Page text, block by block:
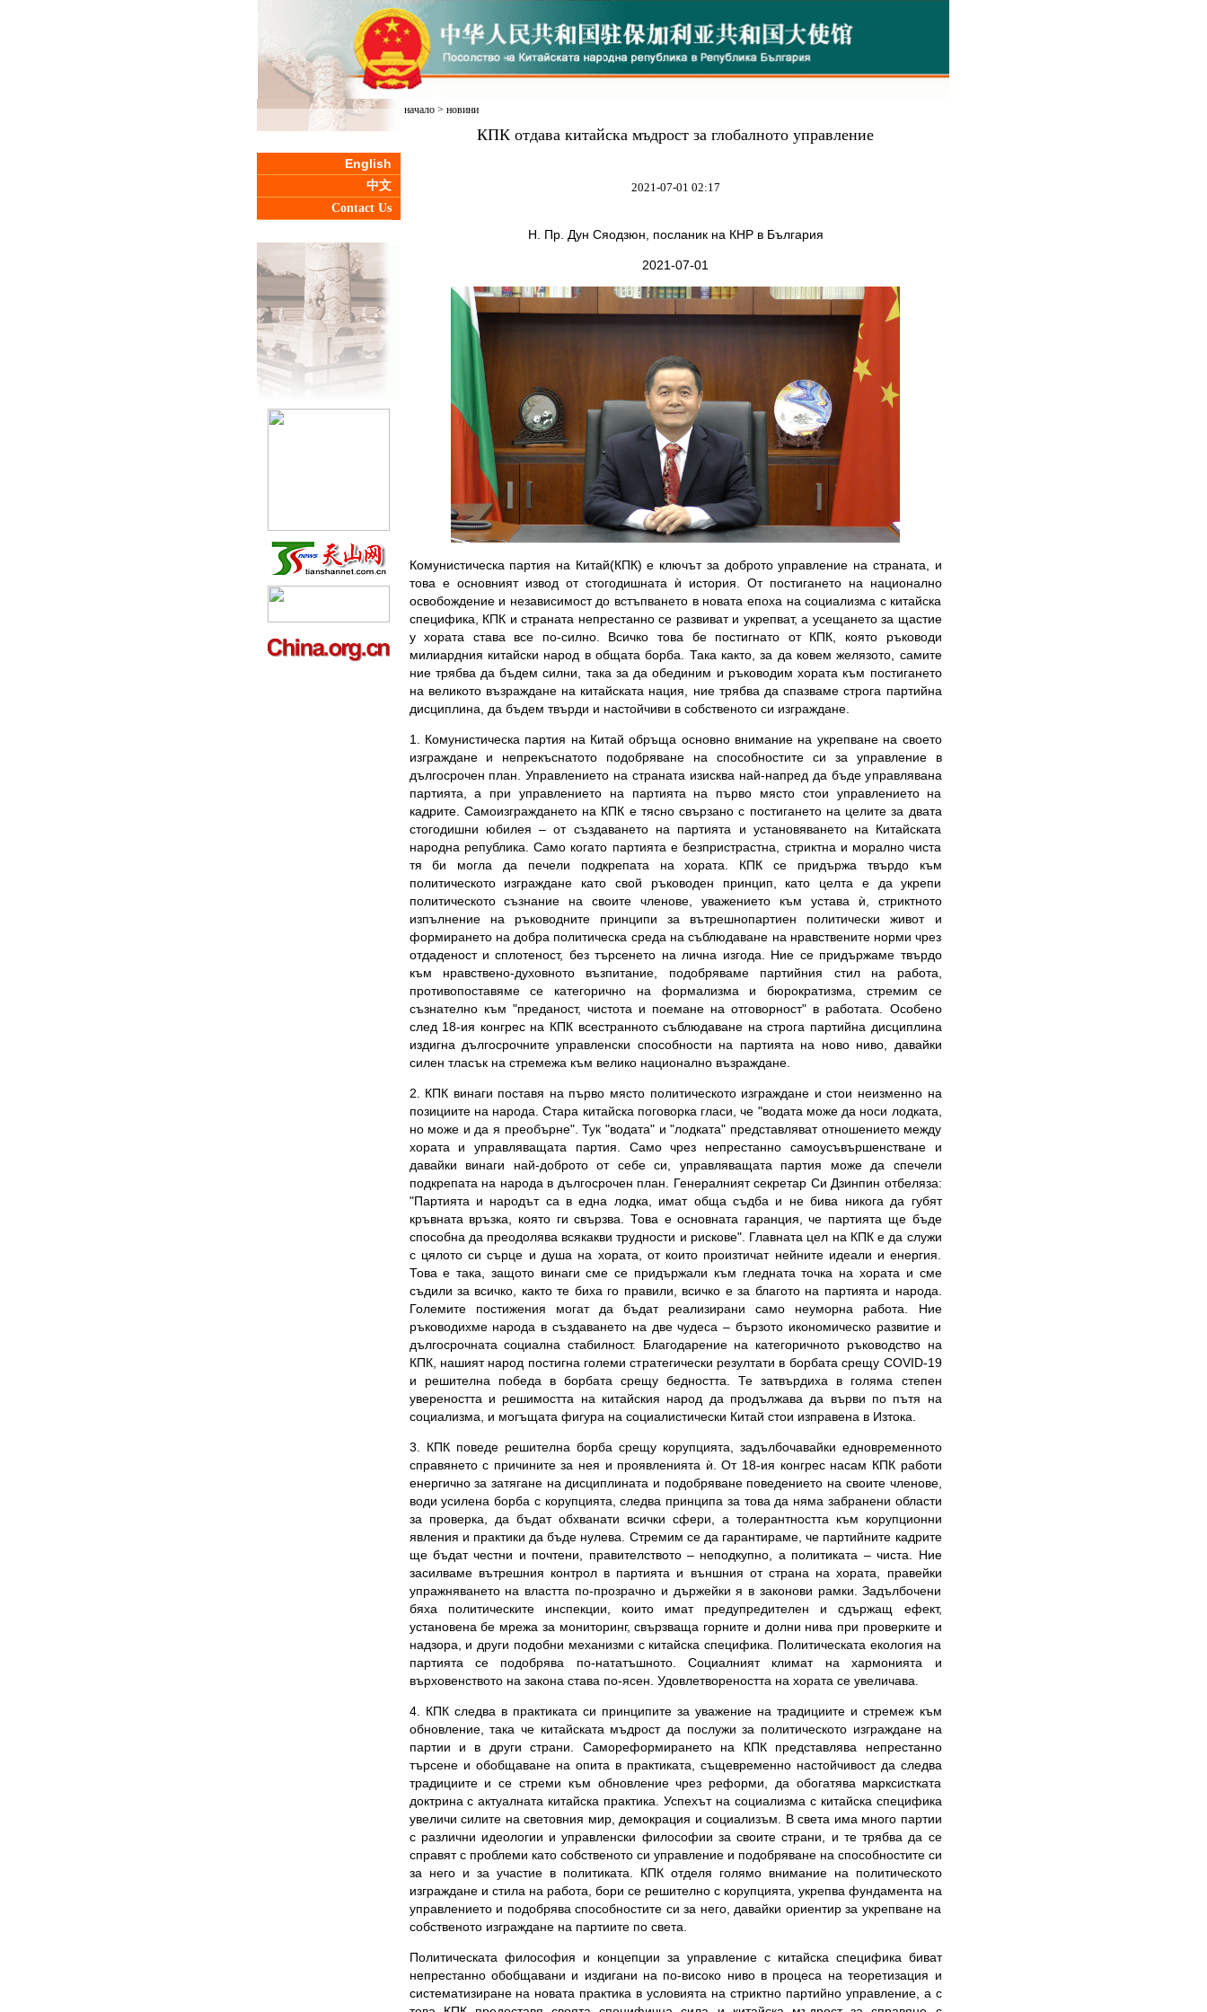
English
中文
Contact Us
начало> новини
КПК отдава китайска мъдрост за глобалното управление
2021-07-01 02:17
Н. Пр. Дун Сяодзюн, посланик на КНР в България
2021-07-01
Комунистическа партия на Китай(КПК) е ключът за доброто управление на страната, и
това е основният извод от стогодишната ѝ история. От постигането на национално
освобождение и независимост до встъпването в новата епоха на социализма с китайска
специфика, КПК и страната непрестанно се развиват и укрепват, а усещането за щастие
у хората става все по-силно. Всичко това бе постигнато от КПК, която ръководи
милиардния китайски народ в общата борба. Така както, за да ковем желязото, самите
ние трябва да бъдем силни, така за да обединим и ръководим хората към постигането
на великото възраждане на китайската нация, ние трябва да спазваме строга партийна
дисциплина, да бъдем твърди и настойчиви в собственото си изграждане.
1. Комунистическа партия на Китай обръща основно внимание на укрепване на своето
изграждане и непрекъснатото подобряване на способностите си за управление в
дългосрочен план. Управлението на страната изисква най-напред да бъде управлявана
партията, а при управлението на партията на първо място стои управлението на
кадрите. Самоизграждането на КПК е тясно свързано с постигането на целите за двата
стогодишни юбилея – от създаването на партията и установяването на Китайската
народна република. Само когато партията е безпристрастна, стриктна и морално чиста
тя би могла да печели подкрепата на хората. КПК се придържа твърдо към
политическото изграждане като свой ръководен принцип, като целта е да укрепи
политическото съзнание на своите членове, уважението към устава ѝ, стриктното
изпълнение на ръководните принципи за вътрешнопартиен политически живот и
формирането на добра политическа среда на съблюдаване на нравствените норми чрез
отдаденост и сплотеност, без търсенето на лична изгода. Ние се придържаме твърдо
към нравствено-духовното възпитание, подобряваме партийния стил на работа,
противопоставяме се категорично на формализма и бюрократизма, стремим се
съзнателно към "преданост, чистота и поемане на отговорност" в работата. Особено
след 18-ия конгрес на КПК всестранното съблюдаване на строга партийна дисциплина
издигна дългосрочните управленски способности на партията на ново ниво, давайки
силен тласък на стремежа към велико национално възраждане.
2. КПК винаги поставя на първо място политическото изграждане и стои неизменно на
позициите на народа. Стара китайска поговорка гласи, че "водата може да носи лодката,
но може и да я преобърне". Тук "водата" и "лодката" представляват отношението между
хората и управляващата партия. Само чрез непрестанно самоусъвършенстване и
давайки винаги най-доброто от себе си, управляващата партия може да спечели
подкрепата на народа в дългосрочен план. Генералният секретар Си Дзинпин отбеляза:
"Партията и народът са в една лодка, имат обща съдба и не бива никога да губят
кръвната връзка, която ги свързва. Това е основната гаранция, че партията ще бъде
способна да преодолява всякакви трудности и рискове". Главната цел на КПК е да служи
с цялото си сърце и душа на хората, от които произтичат нейните идеали и енергия.
Това е така, защото винаги сме се придържали към гледната точка на хората и сме
съдили за всичко, както те биха го правили, всичко е за благото на партията и народа.
Големите постижения могат да бъдат реализирани само неуморна работа. Ние
ръководихме народа в създаването на две чудеса – бързото икономическо развитие и
дългосрочната социална стабилност. Благодарение на категоричното ръководство на
КПК, нашият народ постигна големи стратегически резултати в борбата срещу COVID-19
и решителна победа в борбата срещу бедността. Те затвърдиха в голяма степен
увереността и решимостта на китайския народ да продължава да върви по пътя на
социализма, и могъщата фигура на социалистически Китай стои изправена в Изтока.
3. КПК поведе решителна борба срещу корупцията, задълбочавайки едновременното
справянето с причините за нея и проявленията ѝ. От 18-ия конгрес насам КПК работи
енергично за затягане на дисциплината и подобряване поведението на своите членове,
води усилена борба с корупцията, следва принципа за това да няма забранени области
за проверка, да бъдат обхванати всички сфери, а толерантността към корупционни
явления и практики да бъде нулева. Стремим се да гарантираме, че партийните кадрите
ще бъдат честни и почтени, правителството – неподкупно, а политиката – чиста. Ние
засилваме вътрешния контрол в партията и външния от страна на хората, правейки
упражняването на властта по-прозрачно и държейки я в законови рамки. Задълбочени
бяха политическите инспекции, които имат предупредителен и сдържащ ефект,
установена бе мрежа за мониторинг, свързваща горните и долни нива при проверките и
надзора, и други подобни механизми с китайска специфика. Политическата екология на
партията се подобрява по-нататъшното. Социалният климат на хармонията и
върховенството на закона става по-ясен. Удовлетвореността на хората се увеличава.
4. КПК следва в практиката си принципите за уважение на традициите и стремеж към
обновление, така че китайската мъдрост да послужи за политическото изграждане на
партии и в други страни. Самореформирането на КПК представлява непрестанно
търсене и обобщаване на опита в практиката, същевременно настойчивост да следва
традициите и се стреми към обновление чрез реформи, да обогатява марксистката
доктрина с актуалната китайска практика. Успехът на социализма с китайска специфика
увеличи силите на световния мир, демокрация и социализъм. В света има много партии
с различни идеологии и управленски философии за своите страни, и те трябва да се
справят с проблеми като собственото си управление и подобряване на способностите си
за него и за участие в политиката. КПК отделя голямо внимание на политическото
изграждане и стила на работа, бори се решително с корупцията, укрепва фундамента на
управлението и подобрява способностите си за него, давайки ориентир за укрепване на
собственото изграждане на партиите по света.
Политическата философия и концепции за управление с китайска специфика биват
непрестанно обобщавани и издигани на по-високо ниво в процеса на теоретизация и
систематизиране на новата практика в условията на стриктно партийно управление, а с